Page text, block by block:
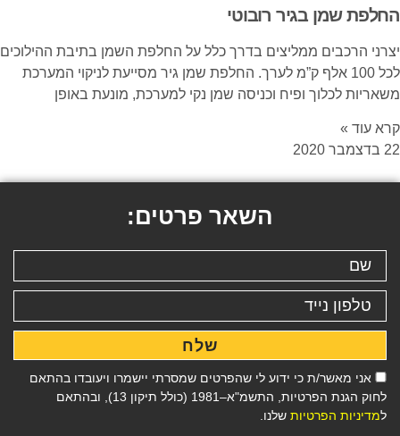
החלפת שמן בגיר רובוטי
יצרני הרכבים ממליצים בדרך כלל על החלפת השמן בתיבת ההילוכים
לכל 100 אלף ק”מ לערך. החלפת שמן גיר מסייעת לניקוי המערכת
משאריות לכלוך ופיח וכניסה שמן נקי למערכת, מונעת באופן
קרא עוד »
22 בדצמבר 2020
השאר פרטים:
אני מאשר/ת כי ידוע לי שהפרטים שמסרתי יישמרו ויעובדו בהתאם
לחוק הגנת הפרטיות, התשמ"א–1981 (כולל תיקון 13), ובהתאם
למדיניות הפרטיות שלנו.
שלח